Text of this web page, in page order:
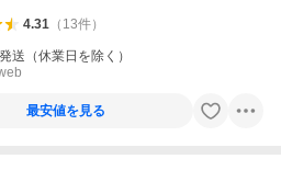
4.31（ 13件）
送（休業日を除く）
最安値を見る